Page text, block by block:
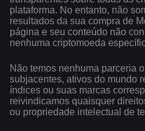
plataforma. No entanto, não
resultados da sua compra de
página e seu conteúdo não
nenhuma criptomoeda
Não temos nenhuma parceria
subjacentes, ativos do mundo
índices ou suas marcas
reivindicamos quaisquer
ou propriedade intelectual de